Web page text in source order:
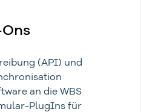
(API) und
an die WBS
PlugIns für